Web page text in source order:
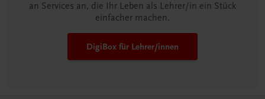
an Services an, die Ihr Leben als Lehrer/in ein Stück
einfacher machen.
DigiBox für Lehrer/innen